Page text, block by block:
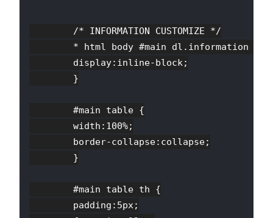
        /* INFORMATION CUSTOMIZE */
* html body #main dl.information dd
        display:inline-block;
        }
        #main table {
        width:100%;
        border-collapse:collapse;
        }
        #main table th {
        padding:5px;